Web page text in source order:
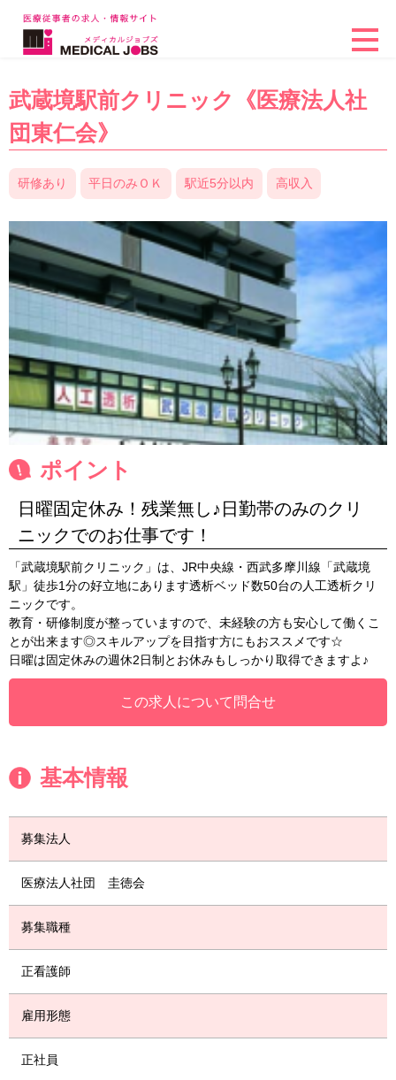
武蔵境駅前クリニック《医療法人社
団東仁会》
研修あり 平日のみＯＫ 駅近5分以内 高収入
ポイント
日曜固定休み！残業無し♪日勤帯のみのクリ
ニックでのお仕事です！
「武蔵境駅前クリニック」は、JR中央線・西武多摩川線「武蔵境
駅」徒歩1分の好立地にあります透析ベッド数50台の人工透析クリ
ニックです。
教育・研修制度が整っていますので、未経験の方も安心して働くこ
とが出来ます◎スキルアップを目指す方にもおススメです☆
日曜は固定休みの週休2日制とお休みもしっかり取得できますよ♪
この求人について問合せ
基本情報
募集法人
医療法人社団 圭徳会
募集職種
正看護師
雇用形態
正社員